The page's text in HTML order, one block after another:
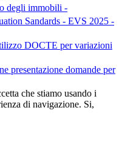
degli immobili -
Sandards - EVS 2025 -
DOCTE per variazioni
presentazione domande per
che stiamo usando i
di navigazione. Si,